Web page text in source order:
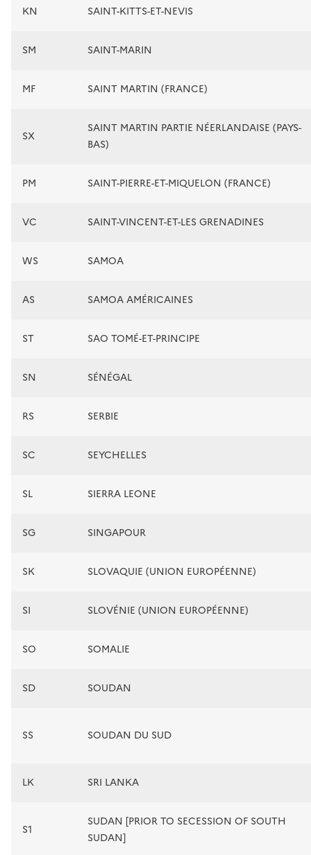
KN SAINT-KITTS-ET-NEVIS
SM SAINT-MARIN
MF SAINT MARTIN (FRANCE)
SX
SAINT MARTIN PARTIE NÉERLANDAISE (PAYS-
BAS)
PM SAINT-PIERRE-ET-MIQUELON (FRANCE)
VC SAINT-VINCENT-ET-LES GRENADINES
WS SAMOA
AS SAMOA AMÉRICAINES
ST SAO TOMÉ-ET-PRINCIPE
SN SÉNÉGAL
RS SERBIE
SC SEYCHELLES
SL SIERRA LEONE
SG SINGAPOUR
SK SLOVAQUIE (UNION EUROPÉENNE)
SI SLOVÉNIE (UNION EUROPÉENNE)
SO SOMALIE
SD SOUDAN
SS SOUDAN DU SUD
LK SRI LANKA
S1
SUDAN [PRIOR TO SECESSION OF SOUTH
SUDAN]